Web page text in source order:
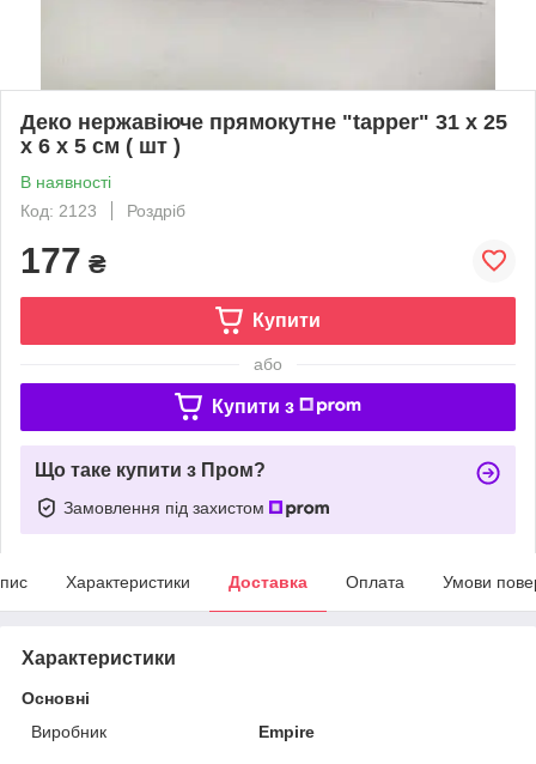
Деко нержавіюче прямокутне "tapper" 31 х 25
х 6 х 5 см ( шт )
В наявності
Код: 2123
Роздріб
177 ₴
Купити
або
Купити з
Що таке купити з Пром?
Замовлення під захистом
Характеристики Доставка Оплата Умови
Характеристики
Основні
Виробник
Empire